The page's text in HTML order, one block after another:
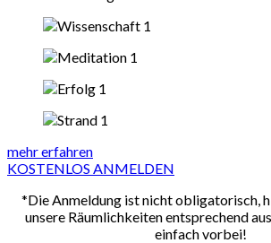
mehr erfahren
KOSTENLOS ANMELDEN
*Die Anmeldung ist nicht obligatorisch,
unsere Räumlichkeiten entsprechend
einfach vorbei!